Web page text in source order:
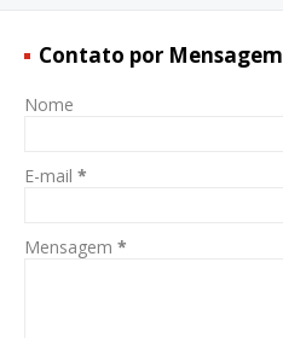
Contato por Mensagem
Nome
E-mail *
Mensagem *